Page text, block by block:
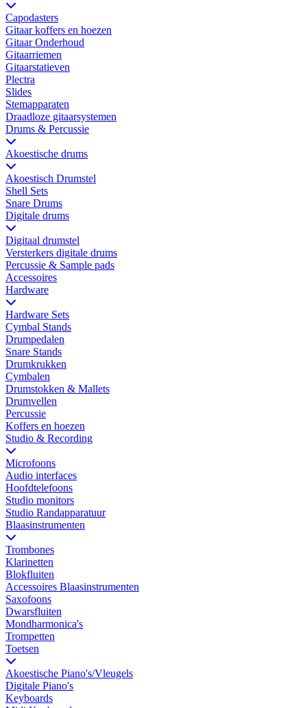
Capodasters
Gitaar koffers en hoezen
Gitaar Onderhoud
Gitaarriemen
Gitaarstatieven
Plectra
Slides
Stemapparaten
Draadloze gitaarsystemen
Drums & Percussie
Akoestische drums
Akoestisch Drumstel
Shell Sets
Snare Drums
Digitale drums
Digitaal drumstel
Versterkers digitale drums
Percussie & Sample pads
Accessoires
Hardware
Hardware Sets
Cymbal Stands
Drumpedalen
Snare Stands
Drumkrukken
Cymbalen
Drumstokken & Mallets
Drumvellen
Percussie
Koffers en hoezen
Studio & Recording
Microfoons
Audio interfaces
Hoofdtelefoons
Studio monitors
Studio Randapparatuur
Blaasinstrumenten
Trombones
Klarinetten
Blokfluiten
Accessoires Blaasinstrumenten
Saxofoons
Dwarsfluiten
Mondharmonica's
Trompetten
Toetsen
Akoestische Piano's/Vleugels
Digitale Piano's
Keyboards